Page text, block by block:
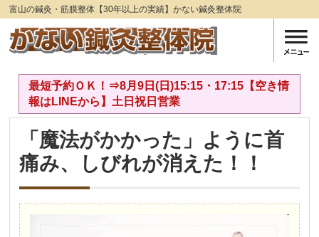
富山の鍼灸・筋膜整体【30年以上の実績】かない鍼灸整体院
最短予約ＯＫ！⇒8月9日(日)15:15・17:15【空き情
報はLINEから】土日祝日営業
「魔法がかかった」ように首
痛み、しびれが消えた！！